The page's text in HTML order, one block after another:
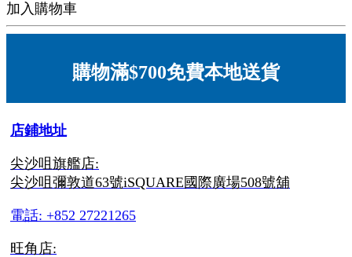
加入購物車
購物滿$700免費本地送貨
店鋪地址
尖沙咀旗艦店:
尖沙咀彌敦道63號iSQUARE國際廣場508號舖
電話: +852 27221265
旺角店: